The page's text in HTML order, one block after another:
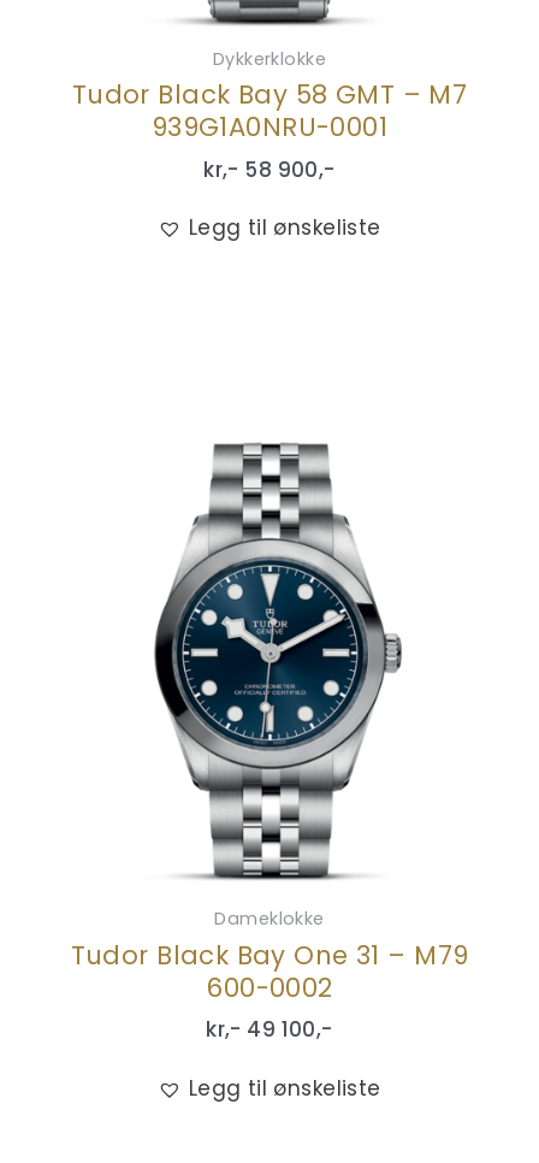
Dykkerklokke
Tudor Black Bay 58 GMT – M7
939G1A0NRU-0001
kr,- 58 900,-
Legg til ønskeliste
Dameklokke
Tudor Black Bay One 31 – M79
600-0002
kr,- 49 100,-
Legg til ønskeliste